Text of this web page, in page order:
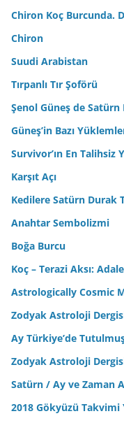
Chiron Koç Burcunda.
Chiron
Suudi Arabistan
Tırpanlı Tır Şoförü
Şenol Güneş de Satürn
Güneş’in Bazı
Survivor’ın En Talihsiz
Karşıt Açı
Kedilere Satürn Durak
Anahtar Sembolizmi
Boğa Burcu
Koç – Terazi Aksı:
Astrologically Cosmic
Zodyak Astroloji
Ay Türkiye’de
Zodyak Astroloji
Satürn / Ay ve Zaman
2018 Gökyüzü Takvimi